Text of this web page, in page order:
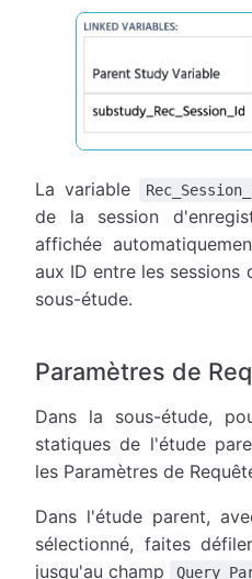
La variable
de la session
affichée
aux ID entre les
sous-étude.
Paramètres de
Dans la sous-étude,
statiques de l'étude
les Paramètres de
Dans l'étude parent,
sélectionné, faites
jusqu'au champ Query